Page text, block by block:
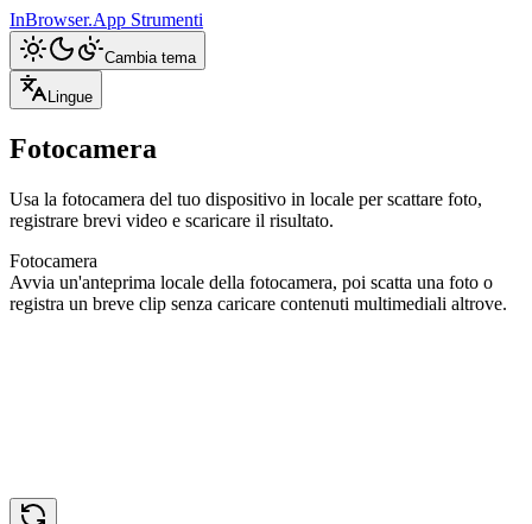
InBrowser.App Strumenti
Cambia tema
Lingue
Fotocamera
Usa la fotocamera del tuo dispositivo in locale per scattare foto,
registrare brevi video e scaricare il risultato.
Fotocamera
Avvia un'anteprima locale della fotocamera, poi scatta una foto o
registra un breve clip senza caricare contenuti multimediali altrove.